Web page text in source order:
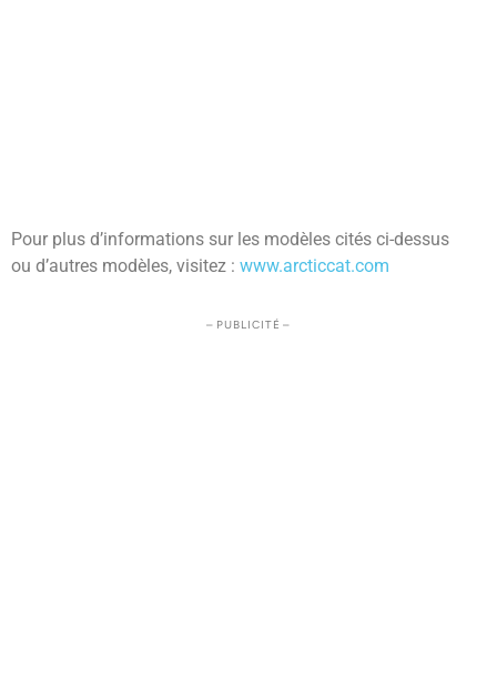
Pour plus d’informations sur les modèles cités ci-dessus
ou d’autres modèles, visitez : www.arcticcat.com
– PUBLICITÉ –